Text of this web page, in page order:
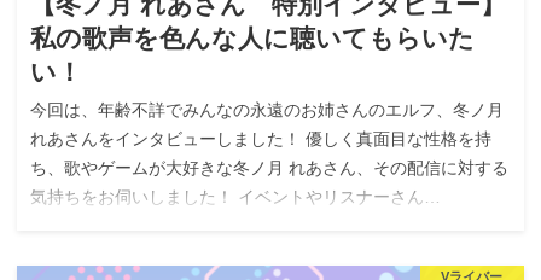
私の歌声を色んな人に聴いてもらいた
い！
今回は、年齢不詳でみんなの永遠のお姉さんのエルフ、冬ノ月
れあさんをインタビューしました！ 優しく真面目な性格を持
ち、歌やゲームが大好きな冬ノ月 れあさん、その配信に対する
気持ちをお伺いしました！ イベントやリスナーさん…
Vライバー